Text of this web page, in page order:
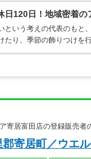
日120日！地域密着
という考えの代表のもと
たり、季節の飾りつけ
寄居富田店の登録販売者
寄居町／ウエル